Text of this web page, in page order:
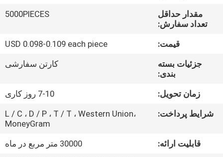
کنترل
تماس
مقدار حداقل
تعداد سفارش:
5000PIECES
قیمت:
USD 0.098-0.109 each piece
جزئیات بسته
بندی:
کارتن سفارشی
زمان تحویل:
7-10 روز کاری
شرایط پرداخت:
L / C ، D / P ، T / T ، Western Union،
MoneyGram
قابلیت ارائه:
30000 متر مربع در ماه